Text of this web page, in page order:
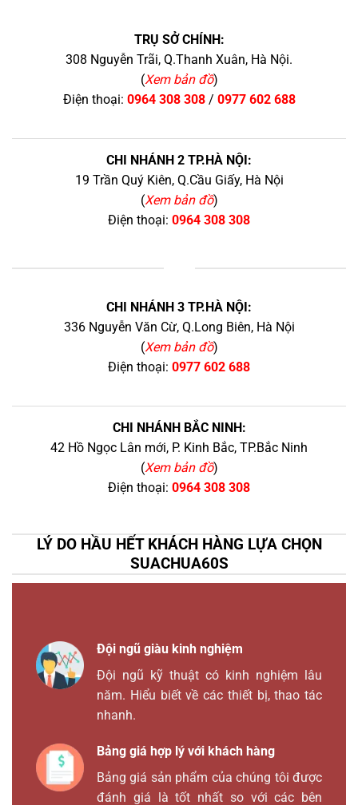
TRỤ SỞ CHÍNH:
308 Nguyễn Trãi, Q.Thanh Xuân, Hà Nội.
(Xem bản đồ)
Điện thoại: 0964 308 308/ 0977 602 688
CHI NHÁNH 2 TP.HÀ NỘI:
19 Trần Quý Kiên, Q.Cầu Giấy, Hà Nội
(Xem bản đồ)
Điện thoại: 0964 308 308
CHI NHÁNH 3 TP.HÀ NỘI:
336 Nguyễn Văn Cừ, Q.Long Biên, Hà Nội
(Xem bản đồ)
Điện thoại: 0977 602 688
CHI NHÁNH BẮC NINH:
42 Hồ Ngọc Lân mới, P. Kinh Bắc, TP.Bắc Ninh
(Xem bản đồ)
Điện thoại: 0964 308 308
LÝ DO HẦU HẾT KHÁCH HÀNG LỰA CHỌN
SUACHUA60S
Đội ngũ giàu kinh nghiệm
Đội ngũ kỹ thuật có kinh nghiệm lâu
năm. Hiểu biết về các thiết bị, thao tác
nhanh.
Bảng giá hợp lý với khách hàng
Bảng giá sản phẩm của chúng tôi được
đánh giá là tốt nhất so với các bên